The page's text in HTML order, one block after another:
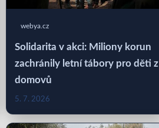
webya.cz
Solidarita v akci: Miliony korun
zachránily letní tábory pro děti z
domovů
5. 7. 2026